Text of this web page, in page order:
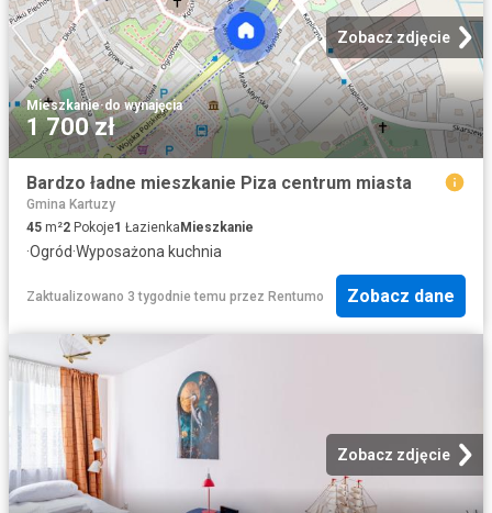
Zobacz zdjęcie
Mieszkanie·do wynajęcia
1 700 zł
Bardzo ładne mieszkanie Piza centrum miasta
Gmina Kartuzy
45 m²2 Pokoje1 Łazienka Mieszkanie
·Ogród·Wyposażona kuchnia
Zaktualizowano 3 tygodnie temu przez Rentumo Zobacz dane
Zobacz zdjęcie